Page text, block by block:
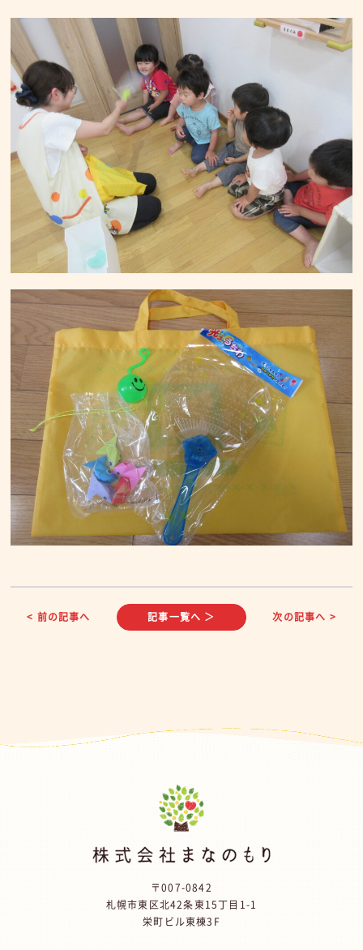
< 前の記事へ 記事一覧へ ＞ 次の記事へ >
〒007-0842
札幌市東区北42条東15丁目1-1
栄町ビル東棟3F